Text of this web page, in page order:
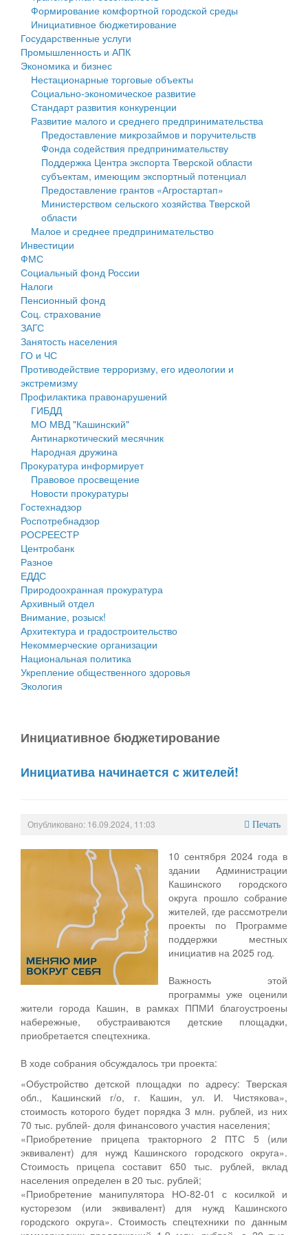
Государственные услуги
Промышленность и АПК
Экономика и бизнес
Символика
Устав
Гостям округа
Туризм
Культура
Образование
Здравоохранение
Социальная защита
Фотоальбом
муниципального округа Тверской области
Администрация Кашинского муниципального округа
Тверской области
Управление сельскими территориями
Открытые данные
Работа с обращениями граждан
Муниципальный контроль
Муниципальные услуги
Проекты административных регламентов
Антимонопольный комплаенс
Противодействие коррупции
Финансовое управление
Бюджет для граждан
Имущество
Выявление правообладателей ранее учтенных
объектов недвижимости
Имущественная поддержка субъектов малого и
среднего предпринимательства
Информационная поддержка субъектов малого и
среднего предпринимательства
Муниципальные программы
Контрольно-счетная палата
Персональные данные
Оценка регулирующего воздействия
Деятельность МУ
Нормативы градостроительного проектирования
Правила землепользования и застройки
Генеральные планы
Проекты планировки территории
Собрание депутатов
Городское поселение
Сельские поселения
Формирование комфортной городской среды
Инициативное бюджетирование
Государственные услуги
Промышленность и АПК
Экономика и бизнес
Нестационарные торговые объекты
Социально-экономическое развитие
Стандарт развития конкуренции
Развитие малого и среднего предпринимательства
Предоставление микрозаймов и поручительств
Фонда содействия предпринимательству
Поддержка Центра экспорта Тверской области
субъектам, имеющим экспортный потенциал
Предоставление грантов «Агростартап»
Министерством сельского хозяйства Тверской
области
Малое и среднее предпринимательство
Инвестиции
ФМС
Социальный фонд России
Налоги
Пенсионный фонд
Соц. страхование
ЗАГС
Занятость населения
ГО и ЧС
Противодействие терроризму, его идеологии и
экстремизму
Профилактика правонарушений
ГИБДД
МО МВД "Кашинский"
Антинаркотический месячник
Народная дружина
Прокуратура информирует
Правовое просвещение
Новости прокуратуры
Гостехнадзор
Роспотребнадзор
РОСРЕЕСТР
Центробанк
Разное
ЕДДС
Природоохранная прокуратура
Архивный отдел
Внимание, розыск!
Архитектура и градостроительство
Некоммерческие организации
Национальная политика
Укрепление общественного здоровья
Экология
Инициативное бюджетирование
Инициатива начинается с жителей!
Опубликовано: 16.09.2024, 11:03 Печать
10 сентября 2024 года в
здании Администрации
Кашинского городского
округа прошло собрание
жителей, где рассмотрели
проекты по Программе
поддержки местных
инициатив на 2025 год.
Важность этой
программы уже оценили
жители города Кашин, в рамках ППМИ благоустроены
набережные, обустраиваются детские площадки,
приобретается спецтехника.
В ходе собрания обсуждалось три проекта:
«Обустройство детской площадки по адресу: Тверская
обл., Кашинский г/о, г. Кашин, ул. И. Чистякова»,
стоимость которого будет порядка 3 млн. рублей, из них
70 тыс. рублей- доля финансового участия населения;
«Приобретение прицепа тракторного 2 ПТС 5 (или
эквивалент) для нужд Кашинского городского округа».
Стоимость прицепа составит 650 тыс. рублей, вклад
населения определен в 20 тыс. рублей;
«Приобретение манипулятора НО-82-01 с косилкой и
кусторезом (или эквивалент) для нужд Кашинского
городского округа». Стоимость спецтехники по данным